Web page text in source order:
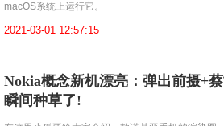
macOS系统上运行它。
2021-03-01 12:57:15
Nokia概念新机漂亮：弹出前摄+蔡
瞬间种草了!